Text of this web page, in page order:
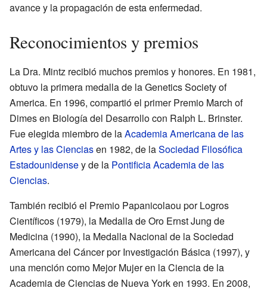
avance y la propagación de esta enfermedad.
Reconocimientos y premios
La Dra. Mintz recibió muchos premios y honores. En 1981,
obtuvo la primera medalla de la Genetics Society of
America. En 1996, compartió el primer Premio March of
Dimes en Biología del Desarrollo con Ralph L. Brinster.
Fue elegida miembro de laAcademia Americana de las
Artes y las Cienciasen 1982, de laSociedad Filosófica
Estadounidensey de la Pontificia Academia de las
Ciencias.
También recibió el Premio Papanicolaou por Logros
Científicos (1979), la Medalla de Oro Ernst Jung de
Medicina (1990), la Medalla Nacional de la Sociedad
Americana del Cáncer por Investigación Básica (1997), y
una mención como Mejor Mujer en la Ciencia de la
Academia de Ciencias de Nueva York en 1993. En 2008,